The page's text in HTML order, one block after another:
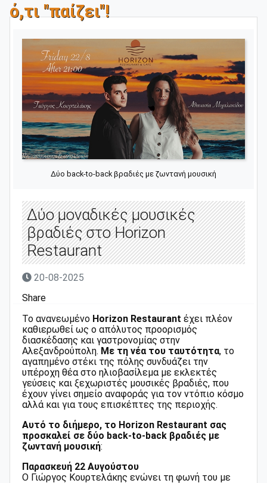
ό,τι "παίζει"!
Δύο back-to-back βραδιές με ζωντανή μουσική
Δύο μοναδικές μουσικές
βραδιές στο Horizon
Restaurant
20-08-2025
Share
Το ανανεωμένο Horizon Restaurant έχει πλέον
καθιερωθεί ως ο απόλυτος προορισμός
διασκέδασης και γαστρονομίας στην
Αλεξανδρούπολη. Με τη νέα του ταυτότητα, το
αγαπημένο στέκι της πόλης συνδυάζει την
υπέροχη θέα στο ηλιοβασίλεμα με εκλεκτές
γεύσεις και ξεχωριστές μουσικές βραδιές, που
έχουν γίνει σημείο αναφοράς για τον ντόπιο κόσμο
αλλά και για τους επισκέπτες της περιοχής.
Αυτό το διήμερο, το Horizon Restaurant σας
προσκαλεί σε δύο back-to-back βραδιές με
ζωντανή μουσική:
Παρασκευή 22 Αυγούστου
Ο Γιώργος Κουρτελάκης ενώνει τη φωνή του με